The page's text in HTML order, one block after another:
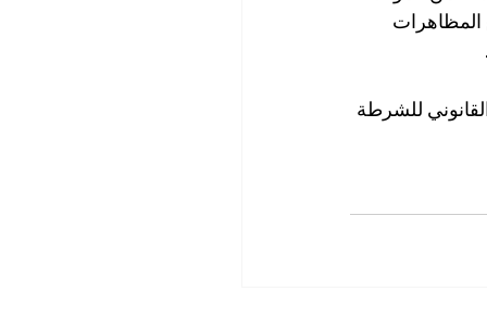
المظاهرات
للشرطة